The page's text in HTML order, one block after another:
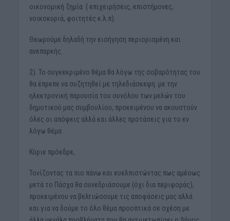
οικονομική ζημία ( επιχειρήσεις, επιστήμονες,
νοικοκυριά, φοιτητές κ.λ.π).
Θεωρούμε δηλαδή την εισήγηση περιορισμένη και
ανεπαρκής.
2). Το συγκεκριμένο θέμα θα λόγω της σοβαρότητας του
θα έπρεπε να συζητηθεί με τηλεδιάσκεψη. με την
ηλεκτρονική παρουσία του συνόλου των μελών του
δημοτικού μας συμβουλίου, προκειμένου να ακουστούν
όλες οι απόψεις αλλά και άλλες προτάσεις για το εν
λόγω θέμα .
Κύριε πρόεδρε,
Τονίζοντας τα πιο πάνω και ευελπιστώντας πως αμέσως
μετά το Πάσχα θα συνεδριάσουμε (όχι δια περιφοράς),
προκειμένου να βελτιώσουμε τις αποφάσεις μας αλλά
και για να δούμε το όλο θέμα προοπτικά σε σχέση με